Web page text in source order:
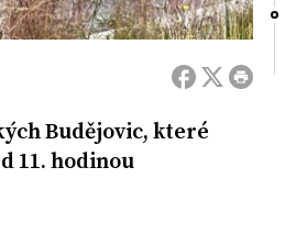
Budějovic, které
11. hodinou